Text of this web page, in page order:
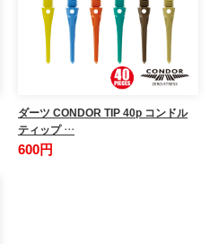
ダーツ CONDOR TIP 40p コンドル
ティップ …
600円